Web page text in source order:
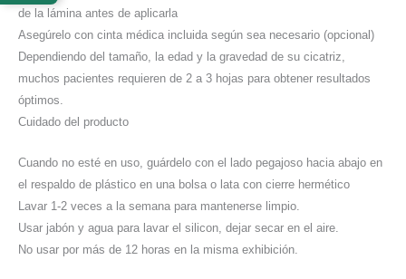
de la lámina antes de aplicarla
Asegúrelo con cinta médica incluida según sea necesario (opcional)
Dependiendo del tamaño, la edad y la gravedad de su cicatriz,
muchos pacientes requieren de 2 a 3 hojas para obtener resultados
óptimos.
Cuidado del producto
Cuando no esté en uso, guárdelo con el lado pegajoso hacia abajo en
el respaldo de plástico en una bolsa o lata con cierre hermético
Lavar 1-2 veces a la semana para mantenerse limpio.
Usar jabón y agua para lavar el silicon, dejar secar en el aire.
No usar por más de 12 horas en la misma exhibición.